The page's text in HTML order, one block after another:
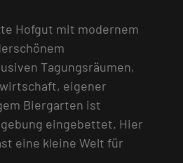
Hofgut mit modernem
Tagungsräumen,
eigener
Biergarten ist
eingebettet. Hier
eine kleine Welt für